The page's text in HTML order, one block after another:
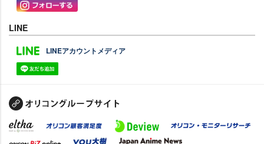
LINE
LINEアカウントメディア